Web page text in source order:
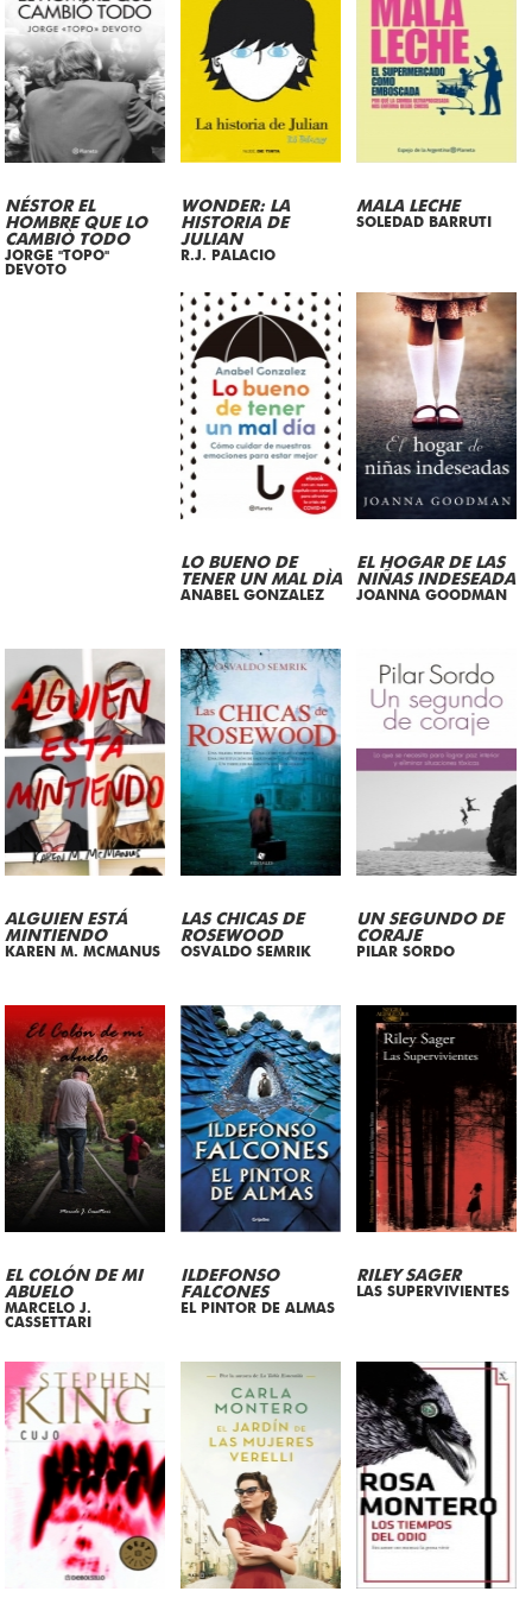
NÉSTOR EL
HOMBRE QUE LO
CAMBIÒ TODO
JORGE "TOPO"
DEVOTO
WONDER: LA
HISTORIA DE
JULIAN
R.J. PALACIO
MALA LECHE
SOLEDAD BARRUTI
LO BUENO DE
TENER UN MAL DÌA
ANABEL GONZALEZ
EL HOGAR DE LAS
NIÑAS INDESEADA
JOANNA GOODMAN
ALGUIEN ESTÁ
MINTIENDO
KAREN M. MCMANUS
LAS CHICAS DE
ROSEWOOD
OSVALDO SEMRIK
UN SEGUNDO DE
CORAJE
PILAR SORDO
EL COLÓN DE MI
ABUELO
MARCELO J.
CASSETTARI
ILDEFONSO
FALCONES
EL PINTOR DE ALMAS
RILEY SAGER
LAS SUPERVIVIENTES